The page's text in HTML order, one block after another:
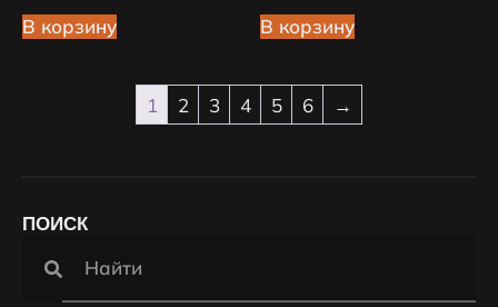
В корзину В корзину
1 2 3 4 5 6 →
ПОИСК